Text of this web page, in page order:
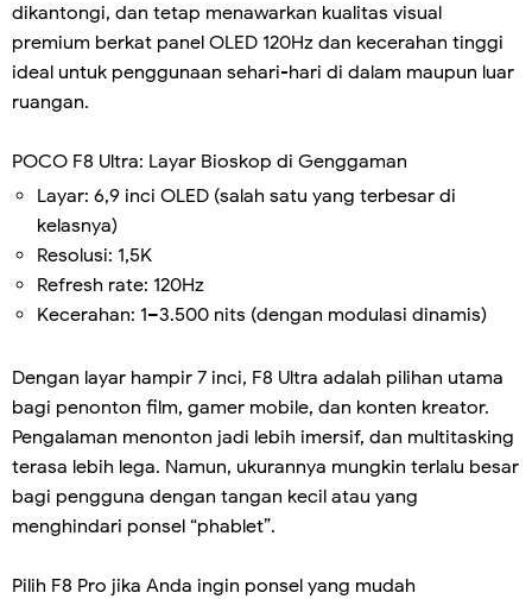
dikantongi, dan tetap menawarkan kualitas visual
premium berkat panel OLED 120Hz dan kecerahan tinggi
ideal untuk penggunaan sehari-hari di dalam maupun luar
ruangan.
POCO F8 Ultra: Layar Bioskop di Genggaman
Layar: 6,9 inci OLED (salah satu yang terbesar di
kelasnya)
Resolusi: 1,5K
Refresh rate: 120Hz
Kecerahan: 1–3.500 nits (dengan modulasi dinamis)
Dengan layar hampir 7 inci, F8 Ultra adalah pilihan utama
bagi penonton film, gamer mobile, dan konten kreator.
Pengalaman menonton jadi lebih imersif, dan multitasking
terasa lebih lega. Namun, ukurannya mungkin terlalu besar
bagi pengguna dengan tangan kecil atau yang
menghindari ponsel “phablet”.
Pilih F8 Pro jika Anda ingin ponsel yang mudah